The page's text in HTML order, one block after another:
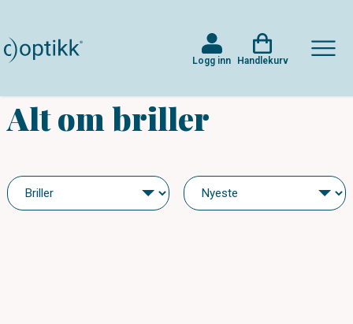
Logg inn Handlekurv
Alt om briller